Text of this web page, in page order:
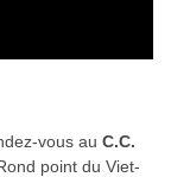
vous au C.C.
point du Viet-